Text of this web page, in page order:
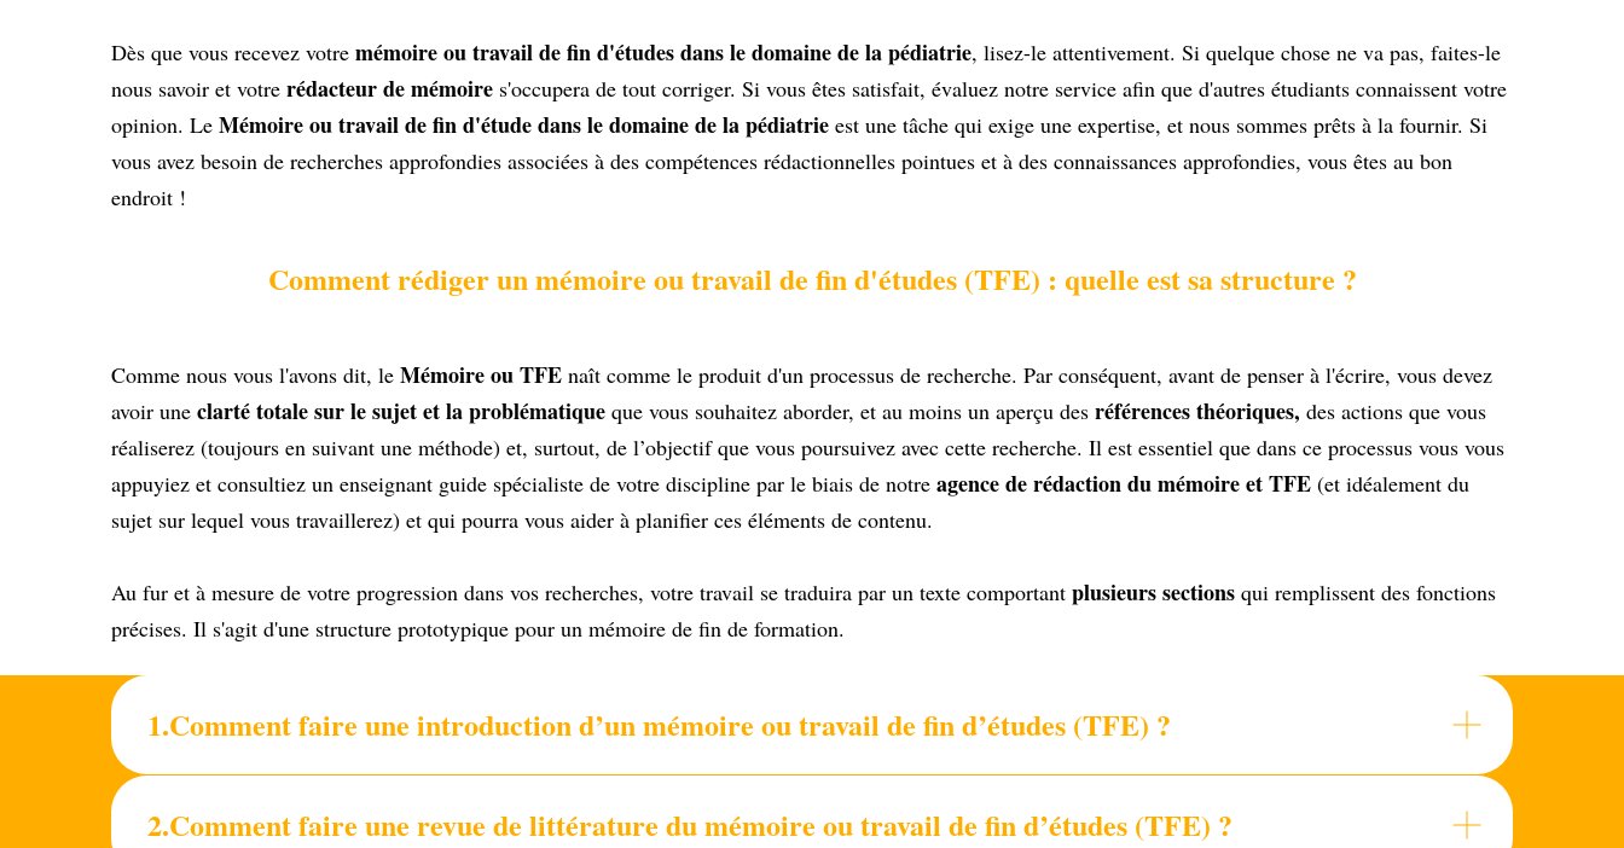
Dès que vous recevez votre mémoire ou travail de fin d'études dans le domaine de la pédiatrie, lisez-le attentivement. Si quelque chose ne va pas, faites-le
nous savoir et votre rédacteur de mémoire s'occupera de tout corriger. Si vous êtes satisfait, évaluez notre service afin que d'autres étudiants connaissent votre
opinion. Le Mémoire ou travail de fin d'étude dans le domaine de la pédiatrie est une tâche qui exige une expertise, et nous sommes prêts à la fournir. Si
vous avez besoin de recherches approfondies associées à des compétences rédactionnelles pointues et à des connaissances approfondies, vous êtes au bon
endroit !
Comment rédiger un mémoire ou travail de fin d'études (TFE) : quelle est sa structure ?
Comme nous vous l'avons dit, le Mémoire ou TFE naît comme le produit d'un processus de recherche. Par conséquent, avant de penser à l'écrire, vous devez
avoir une clarté totale sur le sujet et la problématique que vous souhaitez aborder, et au moins un aperçu des références théoriques, des actions que vous
réaliserez (toujours en suivant une méthode) et, surtout, de l’objectif que vous poursuivez avec cette recherche. Il est essentiel que dans ce processus vous vous
appuyiez et consultiez un enseignant guide spécialiste de votre discipline par le biais de notre agence de rédaction du mémoire et TFE (et idéalement du
sujet sur lequel vous travaillerez) et qui pourra vous aider à planifier ces éléments de contenu.
Au fur et à mesure de votre progression dans vos recherches, votre travail se traduira par un texte comportant plusieurs sections qui remplissent des fonctions
précises. Il s'agit d'une structure prototypique pour un mémoire de fin de formation.
1.Comment faire une introduction d’un mémoire ou travail de fin d’études (TFE) ?
2.Comment faire une revue de littérature du mémoire ou travail de fin d’études (TFE) ?